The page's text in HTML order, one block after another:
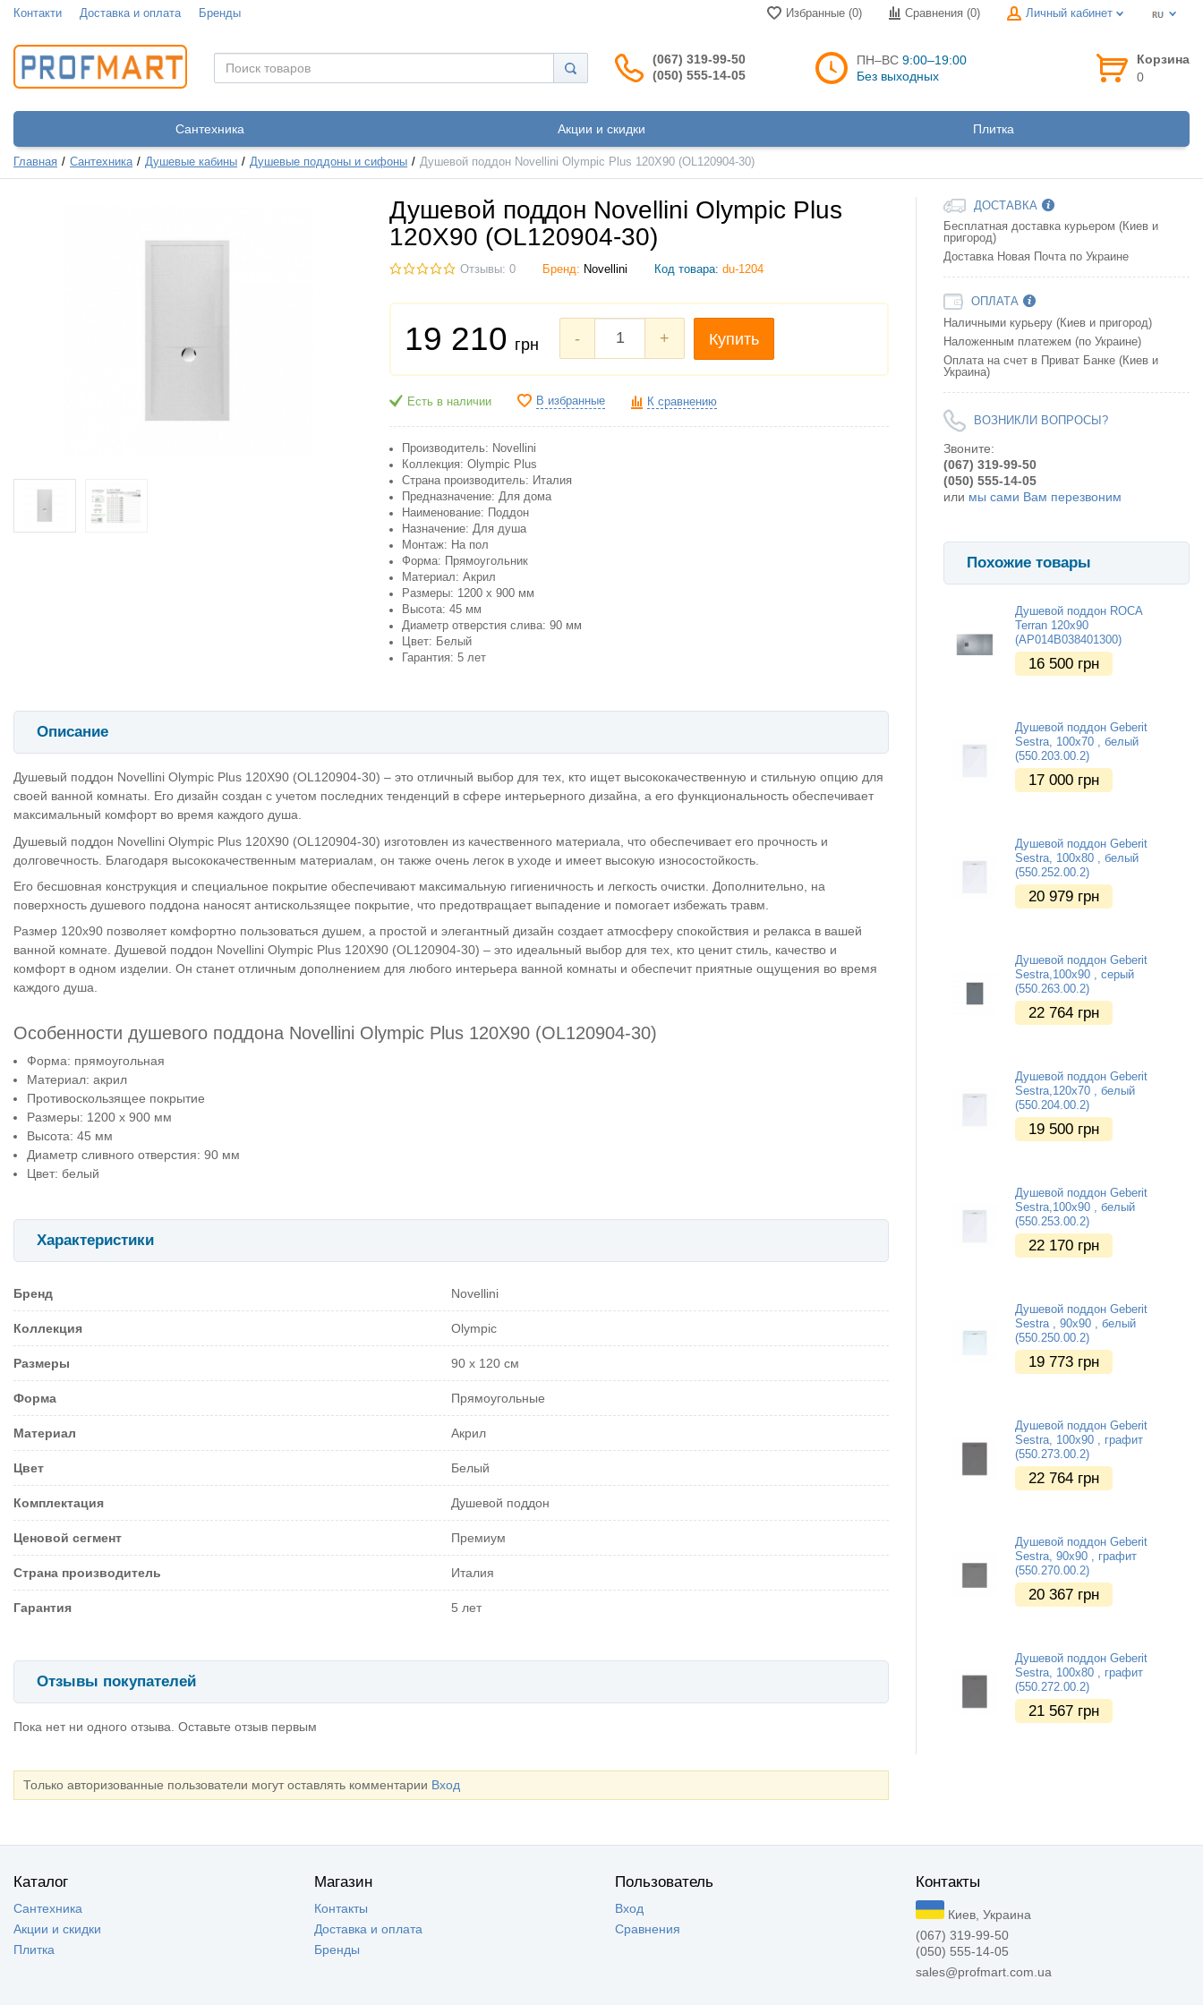
Контакти Доставка и оплата Бренды Избранные (0) Сравнения (0) Личный кабинет
(067) 319-99-50
(050) 555-14-05
ПН–ВС 9:00–19:00
Без выходных
Корзина
0
Сантехника Акции и скидки Плитка
Главная Сантехника Душевые кабины Душевые поддоны и сифоны Душевой поддон Novellini Olympic Plus 120X90 (OL120904-30)
Душевой поддон Novellini Olympic Plus
120X90 (OL120904-30)
Отзывы: 0 Бренд: Novellini Код товара: du-1204
19 210 грн - + Купить
Есть в наличии В избранные К сравнению
Производитель: Novellini
Коллекция: Olympic Plus
Страна производитель: Италия
Предназначение: Для дома
Наименование: Поддон
Назначение: Для душа
Монтаж: На пол
Форма: Прямоугольник
Материал: Акрил
Размеры: 1200 x 900 мм
Высота: 45 мм
Диаметр отверстия слива: 90 мм
Цвет: Белый
Гарантия: 5 лет
Описание
Душевый поддон Novellini Olympic Plus 120X90 (OL120904-30) – это отличный выбор для тех, кто ищет высококачественную и стильную опцию для
своей ванной комнаты. Его дизайн создан с учетом последних тенденций в сфере интерьерного дизайна, а его функциональность обеспечивает
максимальный комфорт во время каждого душа.
Душевый поддон Novellini Olympic Plus 120X90 (OL120904-30) изготовлен из качественного материала, что обеспечивает его прочность и
долговечность. Благодаря высококачественным материалам, он также очень легок в уходе и имеет высокую износостойкость.
Его бесшовная конструкция и специальное покрытие обеспечивают максимальную гигиеничность и легкость очистки. Дополнительно, на
поверхность душевого поддона наносят антискользящее покрытие, что предотвращает выпадение и помогает избежать травм.
Размер 120х90 позволяет комфортно пользоваться душем, а простой и элегантный дизайн создает атмосферу спокойствия и релакса в вашей
ванной комнате. Душевой поддон Novellini Olympic Plus 120X90 (OL120904-30) – это идеальный выбор для тех, кто ценит стиль, качество и
комфорт в одном изделии. Он станет отличным дополнением для любого интерьера ванной комнаты и обеспечит приятные ощущения во время
каждого душа.
Особенности душевого поддона Novellini Olympic Plus 120X90 (OL120904-30)
Форма: прямоугольная
Материал: акрил
Противоскользящее покрытие
Размеры: 1200 x 900 мм
Высота: 45 мм
Диаметр сливного отверстия: 90 мм
Цвет: белый
Характеристики
Бренд Novellini
Коллекция Olympic
Размеры 90 х 120 см
Форма Прямоугольные
Материал Акрил
Цвет Белый
Комплектация Душевой поддон
Ценовой сегмент Премиум
Страна производитель Италия
Гарантия 5 лет
Отзывы покупателей
Пока нет ни одного отзыва. Оставьте отзыв первым
Только авторизованные пользователи могут оставлять комментарии Вход
ДОСТАВКА
Бесплатная доставка курьером (Киев и
пригород)
Доставка Новая Почта по Украине
ОПЛАТА
Наличными курьеру (Киев и пригород)
Наложенным платежем (по Украине)
Оплата на счет в Приват Банке (Киев и
Украина)
ВОЗНИКЛИ ВОПРОСЫ?
Звоните:
(067) 319-99-50
(050) 555-14-05
или мы сами Вам перезвоним
Похожие товары
Душевой поддон ROCA
Terran 120х90
(AP014B038401300)
16 500 грн
Душевой поддон Geberit
Sestra, 100x70 , белый
(550.203.00.2)
17 000 грн
Душевой поддон Geberit
Sestra, 100x80 , белый
(550.252.00.2)
20 979 грн
Душевой поддон Geberit
Sestra,100x90 , серый
(550.263.00.2)
22 764 грн
Душевой поддон Geberit
Sestra,120x70 , белый
(550.204.00.2)
19 500 грн
Душевой поддон Geberit
Sestra,100x90 , белый
(550.253.00.2)
22 170 грн
Душевой поддон Geberit
Sestra , 90x90 , белый
(550.250.00.2)
19 773 грн
Душевой поддон Geberit
Sestra, 100x90 , графит
(550.273.00.2)
22 764 грн
Душевой поддон Geberit
Sestra, 90x90 , графит
(550.270.00.2)
20 367 грн
Душевой поддон Geberit
Sestra, 100x80 , графит
(550.272.00.2)
21 567 грн
Каталог
Сантехника
Акции и скидки
Плитка
Магазин
Контакты
Доставка и оплата
Бренды
Пользователь
Вход
Сравнения
Контакты
Киев, Украина
(067) 319-99-50
(050) 555-14-05
sales@profmart.com.ua